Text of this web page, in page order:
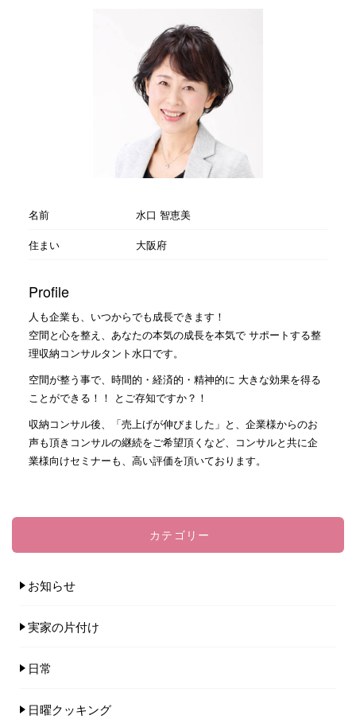
名前
水口 智恵美
住まい
大阪府
Profile
人も企業も、いつからでも成長できます！
空間と心を整え、あなたの本気の成長を本気で サポートする整
理収納コンサルタント水口です。
空間が整う事で、時間的・経済的・精神的に 大きな効果を得る
ことができる！！ とご存知ですか？！
収納コンサル後、「売上げが伸びました」と、企業様からのお
声も頂きコンサルの継続をご希望頂くなど、コンサルと共に企
業様向けセミナーも、高い評価を頂いております。
カテゴリー
お知らせ
実家の片付け
日常
日曜クッキング